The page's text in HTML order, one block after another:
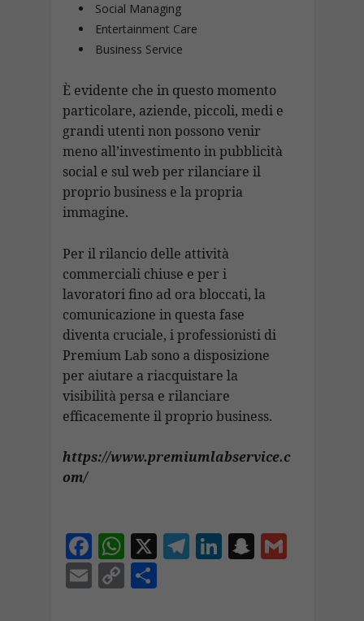
Social Managing
Entertainment Care
Business Service
È evidente che in questo momento
particolare, aziende, piccoli, medi e
grandi utenti non possono venir
meno all’investimento in pubblicità
social e sul web per rilanciare il
proprio business e la propria
immagine.
Per il rilancio delle attività
commerciali chiuse e per i
lavoratori fino ad ora bloccati, la
comunicazione in questa fase
diventa cruciale, i professionisti di
Premium Lab sono a disposizione
per aiutare a riacquistare la
visibilità persa e rilanciare
efficacemente il proprio business.
https://www.premiumlabservice.c
om/
F
ac
e
W
h
at
X T Li S G
E C C